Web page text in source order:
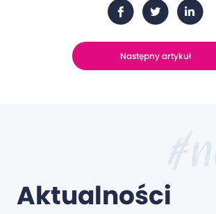
Następny artykuł
Aktualności